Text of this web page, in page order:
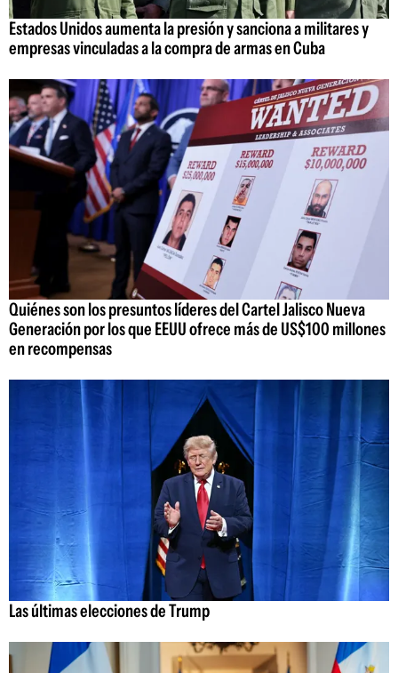
Estados Unidos aumenta la presión y sanciona a militares y
empresas vinculadas a la compra de armas en Cuba
Quiénes son los presuntos líderes del Cartel Jalisco Nueva
Generación por los que EEUU ofrece más de US$100 millones
en recompensas
Las últimas elecciones de Trump